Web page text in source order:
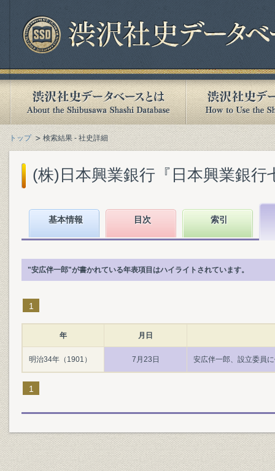
トップ 検索結果 - 社史詳細
(株)日本興業銀行『日本興業銀行
基本情報 目次 索引
"安広伴一郎"が書かれている年表項目はハイライトされています。
1
年 月日
明治34年（1901） 7月23日 安広伴一郎、設立委員
1